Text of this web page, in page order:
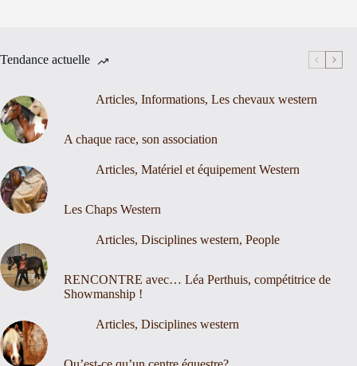
Tendance actuelle
Articles, Informations, Les chevaux western
A chaque race, son association
Articles, Matériel et équipement Western
Les Chaps Western
Articles, Disciplines western, People
RENCONTRE avec… Léa Perthuis, compétitrice de
Showmanship !
Articles, Disciplines western